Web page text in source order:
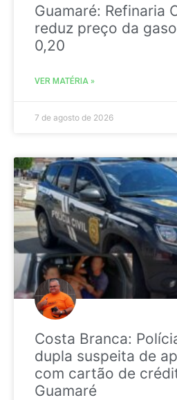
Guamaré: Refinaria
reduz preço da
0,20
VER MATÉRIA »
7 de agosto de 2026
Costa Branca:
dupla suspeita de
com cartão de
Guamaré